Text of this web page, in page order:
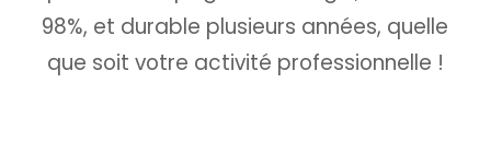
98%, et durable plusieurs années, quelle
que soit votre activité professionnelle !